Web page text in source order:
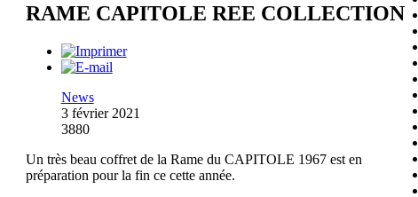
RAME CAPITOLE REE COLLECTION
News
3 février 2021
3880
Un très beau coffret de la Rame du CAPITOLE 1967 est en
préparation pour la fin ce cette année.